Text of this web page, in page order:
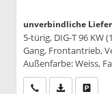
unverbindliche
5-türig, DIG-T 96 KW
Gang, Frontantrieb,
Außenfarbe: Weiss,
Wir rufen Sie an
PDF-Datei,